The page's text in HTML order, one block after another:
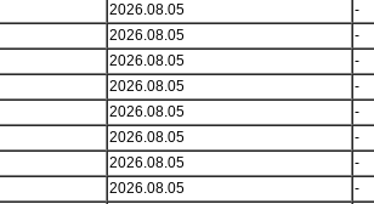
2026.08.05
-
2026.08.05
-
2026.08.05
-
2026.08.05
-
2026.08.05
-
2026.08.05
-
2026.08.05
-
2026.08.05
-